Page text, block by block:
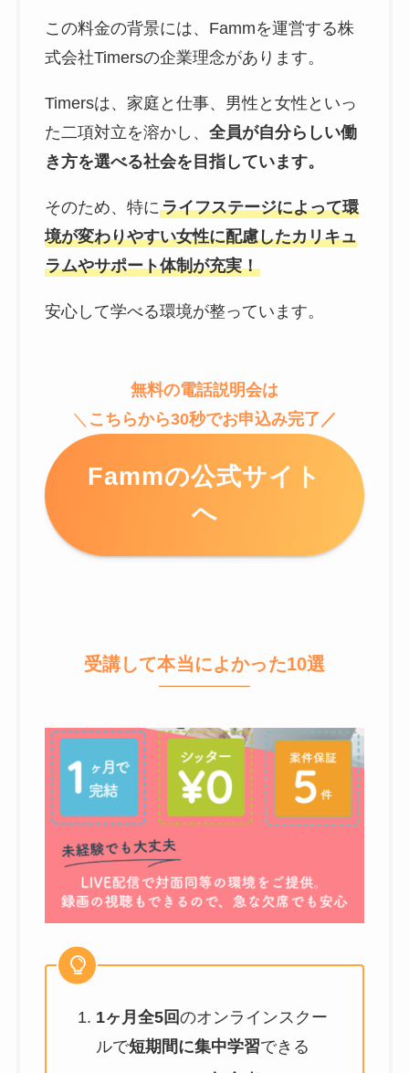
この料金の背景には、Fammを運営する株
式会社Timersの企業理念があります。
Timersは、家庭と仕事、男性と女性といっ
た二項対立を溶かし、 全員が自分らしい働
き方を選べる社会を目指しています。
そのため、特にライフステージによって環
境が変わりやすい女性に配慮したカリキュ
ラムやサポート体制が充実！
安心して学べる環境が整っています。
無料の電話説明会は
＼ こちらから30秒でお申込み完了／
Fammの公式サイト
へ
受講して本当によかった10選
1ヶ月全5回のオンラインスクー
ルで短期間に集中学習できる